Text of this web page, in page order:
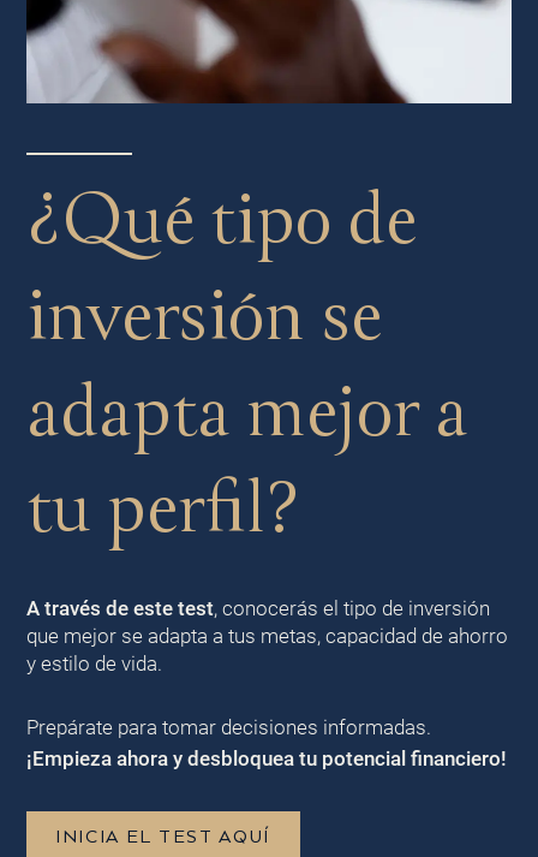
¿Qué tipo de
inversión se
adapta mejor a
tu perfil?
A través de este test, conocerás el tipo de inversión
que mejor se adapta a tus metas, capacidad de ahorro
y estilo de vida.
Prepárate para tomar decisiones informadas.
¡Empieza ahora y desbloquea tu potencial financiero!
INICIA EL TEST AQUÍ